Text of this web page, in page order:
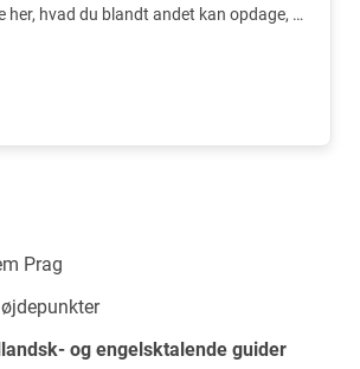
her, hvad du blandt andet kan opdage, og
Prag
og engelsktalende guider